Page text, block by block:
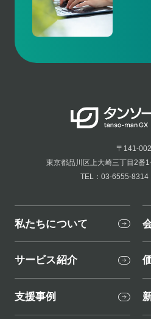
〒141-
東京都品川区上大崎三丁目2番
TEL：03-6555-8314
私たちについて
サービス紹介
支援事例